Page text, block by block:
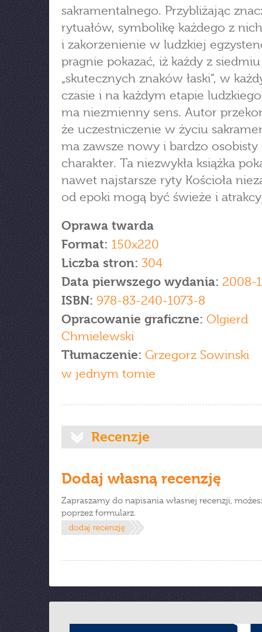
sakramentalnego. Przybliżając
rytuałów, symbolikę każdego z
i zakorzenienie w ludzkiej
pragnie pokazać, iż każdy z siedmiu
„skutecznych znaków łaski”, w
czasie i na każdym etapie
ma niezmienny sens. Autor
że uczestniczenie w życiu
ma zawsze nowy i bardzo osobisty
charakter. Ta niezwykła książka
nawet najstarsze ryty Kościoła
od epoki mogą być świeże i
Oprawa twarda
Format: 150x220
Liczba stron: 304
Data pierwszego wydania: 2008-
ISBN: 978-83-240-1073-8
Opracowanie graficzne: Olgierd
Chmielewski
Tłumaczenie: Grzegorz Sowinski
w jednym tomie
Recenzje
Dodaj własną recenzję
Zapraszamy do napisania własnej recenzji,
poprzez formularz.